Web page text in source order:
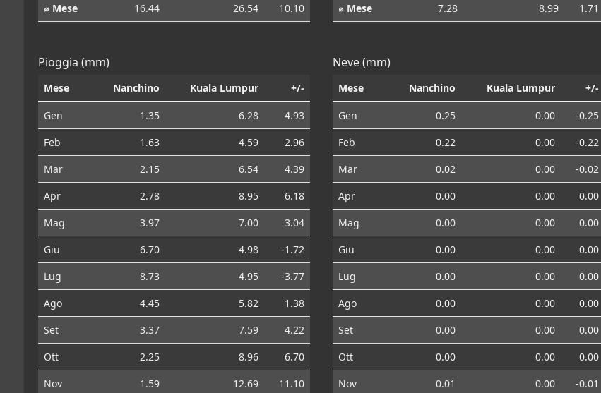
⌀ Mese
16.44 26.54 10.10
⌀ Mese
7.28 8.99 1.71
Pioggia (mm)
Mese Nanchino Kuala Lumpur +/-
Gen 1.35 6.28
4.93
Feb
1.63 4.59
2.96
Mar
2.15 6.54
4.39
Apr
2.78 8.95
6.18
Mag
3.97 7.00
3.04
Giu
6.70 4.98
-1.72
Lug
8.73 4.95
-3.77
Ago
4.45 5.82
1.38
Set
3.37 7.59
4.22
Ott
2.25 8.96
6.70
Nov
1.59 12.69 11.10
Neve (mm)
Mese Nanchino Kuala Lumpur +/-
Gen 0.25 0.00
-0.25
Feb
0.22 0.00
-0.22
Mar
0.02 0.00
-0.02
Apr
0.00 0.00
0.00
Mag
0.00 0.00
0.00
Giu
0.00 0.00
0.00
Lug
0.00 0.00
0.00
Ago
0.00 0.00
0.00
Set
0.00 0.00
0.00
Ott
0.00 0.00
0.00
Nov
0.01 0.00 -0.01